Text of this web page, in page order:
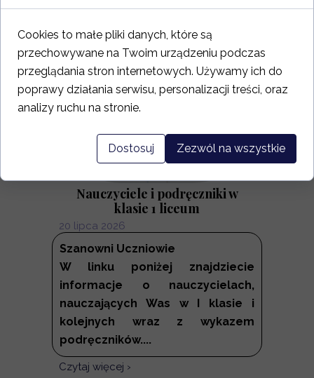
Czytaj więcej ›
Nauczyciele i podręczniki w
klasie 1 liceum
20 lipca 2026
Szanowni Uczniowie
W linku poniżej znajdziecie
informacje o nauczycielach,
nauczających Was w I klasie i
kolejnych wraz z wykazem
podręczników....
Czytaj więcej ›
Cookies to małe pliki danych, które są
przechowywane na Twoim urządzeniu podczas
przeglądania stron internetowych. Używamy ich do
poprawy działania serwisu, personalizacji treści, oraz
analizy ruchu na stronie.
Dostosuj Zezwól na wszystkie